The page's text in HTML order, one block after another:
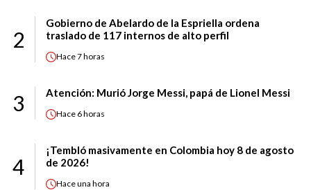
2
Gobierno de Abelardo de la Espriella ordena
traslado de 117 internos de alto perfil
Hace7 horas
3 Atención: Murió Jorge Messi, papá de Lionel Messi
Hace 6 horas
4
¡Tembló masivamente en Colombia hoy 8 de agosto
de 2026!
Haceuna hora